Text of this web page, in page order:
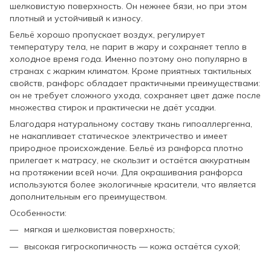
шелковистую поверхность. Он нежнее бязи, но при этом
плотный и устойчивый к износу.
Бельё хорошо пропускает воздух, регулирует
температуру тела, не парит в жару и сохраняет тепло в
холодное время года. Именно поэтому оно популярно в
странах с жарким климатом. Кроме приятных тактильных
свойств, ранфорс обладает практичными преимуществами:
он не требует сложного ухода, сохраняет цвет даже после
множества стирок и практически не даёт усадки.
Благодаря натуральному составу ткань гипоаллергенна,
не накапливает статическое электричество и имеет
природное происхождение. Бельё из ранфорса плотно
прилегает к матрасу, не скользит и остаётся аккуратным
на протяжении всей ночи. Для окрашивания ранфорса
используются более экологичные красители, что является
дополнительным его преимуществом.
Особенности:
мягкая и шелковистая поверхность;
высокая гигроскопичность — кожа остаётся сухой;